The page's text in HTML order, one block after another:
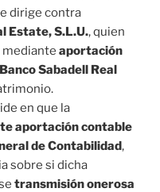
dirige contra
Estate, S.L.U., quien
mediante aportación
Banco Sabadell Real
en que la
aportación contable
de Contabilidad,
sobre si dicha
transmisión onerosa